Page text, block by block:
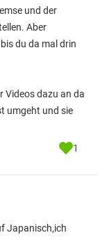
und der
Aber
du da mal drin
Videos dazu an da
umgeht und sie
1
Japanisch,ich